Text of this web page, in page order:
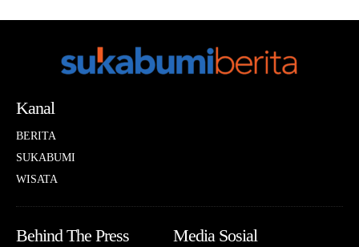
Kanal
BERITA
SUKABUMI
WISATA
Behind The Press Media Sosial